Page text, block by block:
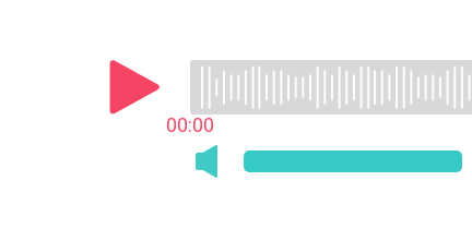
00:00